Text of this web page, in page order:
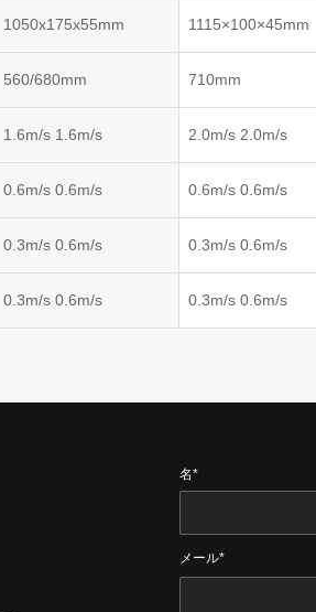
1050x175x55mm
560/680mm
1.6m/s 1.6m/s
0.6m/s 0.6m/s
0.3m/s 0.6m/s
0.3m/s 0.6m/s
1115×100×45mm
710mm
2.0m/s 2.0m/s
0.6m/s 0.6m/s
0.3m/s 0.6m/s
0.3m/s 0.6m/s
名*
メール*